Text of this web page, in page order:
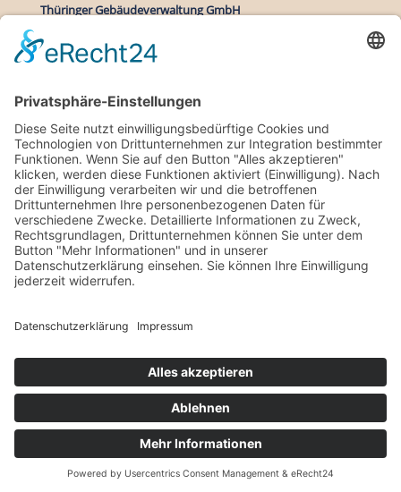
Thüringer Gebäudeverwaltung GmbH
Zittauer Straße 27
99091 Erfurt
Deutschland
Kontakt
Telefon: 0361 7429-303
Mobil: 0172 4731674
E-Mail:info@th-gv.de
Öffnungszeiten
Montag bis Freitag 08:00 – 12:30 Uhr
Dienstag & Donnerstag 13:30 – 16:30 Uhr
Termine gern auch nach Vereinbarung
Impressum
Datenschutz
Cookie-Einstellungen
© Thüringer Gebäudeverwaltung ≡Webdesign & SEO
schneider.media